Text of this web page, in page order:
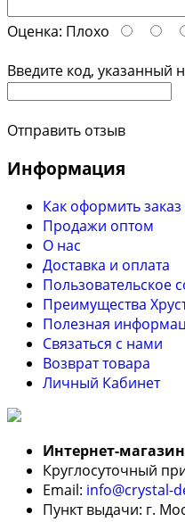
Оценка: Плохо
Введите код, указанный
Отправить отзыв
Информация
Как оформить заказ
Продажи оптом
О нас
Доставка и оплата
Пользовательское
Преимущества
Полезная
Связаться с нами
Возврат товара
Личный Кабинет
Интернет-
Круглосуточный
Email: info@crystal-
Пункт выдачи: г.